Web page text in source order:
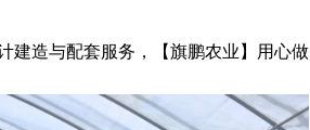
建造与配套服务，【旗鹏农业】用心做